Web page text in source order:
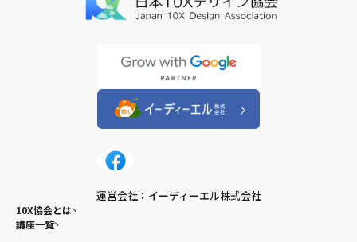
運営会社：イーディーエル株式会社
10X協会とは
講座一覧